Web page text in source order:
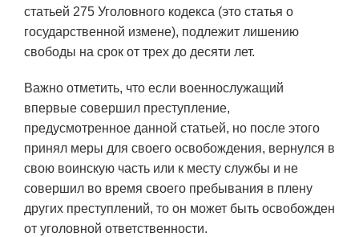
статьей 275 Уголовного кодекса (это статья о
государственной измене), подлежит лишению
свободы на срок от трех до десяти лет.
Важно отметить, что если военнослужащий
впервые совершил преступление,
предусмотренное данной статьей, но после этого
принял меры для своего освобождения, вернулся в
свою воинскую часть или к месту службы и не
совершил во время своего пребывания в плену
других преступлений, то он может быть освобожден
от уголовной ответственности.